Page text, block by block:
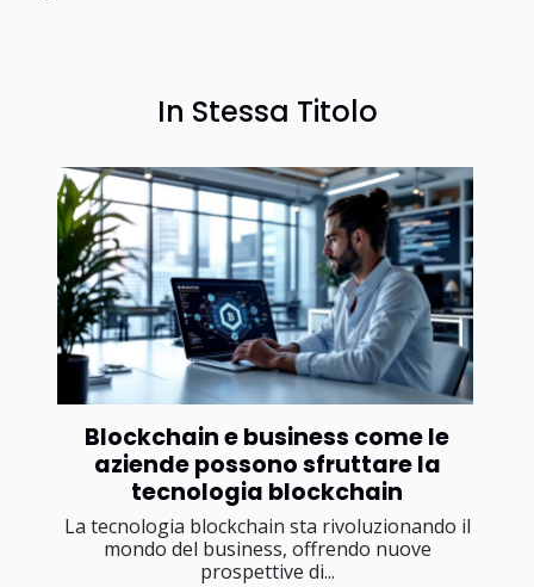
In Stessa Titolo
Blockchain e business come le
aziende possono sfruttare la
tecnologia blockchain
La tecnologia blockchain sta rivoluzionando il
mondo del business, offrendo nuove
prospettive di...